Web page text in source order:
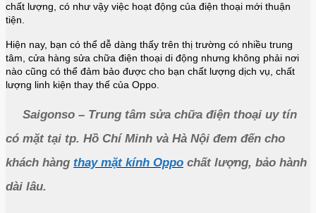
chất lượng, có như vậy việc hoạt động của điện thoại mới thuận
tiện.
Hiện nay, bạn có thể dễ dàng thấy trên thị trường có nhiều trung
tâm, cửa hàng sửa chữa điện thoại di động nhưng không phải nơi
nào cũng có thể đảm bảo được cho bạn chất lượng dịch vụ, chất
lượng linh kiện thay thế của Oppo.
Saigonso – Trung tâm sửa chữa điện thoại uy tín
có mặt tại tp. Hồ Chí Minh và Hà Nội đem đến cho
khách hàng thay mặt kính Oppo chất lượng, bảo hành
dài lâu.